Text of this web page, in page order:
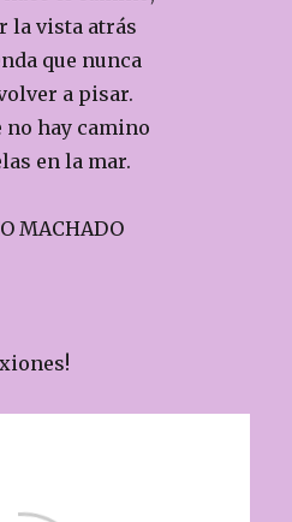
la vista atrás
que nunca
a pisar.
no hay camino
en la mar.
MACHADO